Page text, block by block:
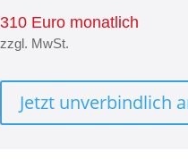
310 Euro monatlich
zzgl. MwSt.
Jetzt unverbindlich